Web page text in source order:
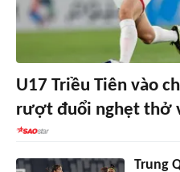
U17 Triều Tiên vào
rượt đuổi nghẹt thở
Trung